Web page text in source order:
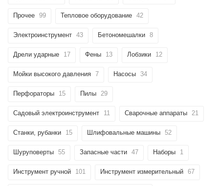
Прочее 99 Тепловое оборудование 42
Электроинструмент 43 Бетономешалки 8
Дрели ударные 17 Фены 13 Лобзики 12
Мойки высокого давления 7 Насосы 34
Перфораторы 15 Пилы 29
Садовый электроинструмент 11 Сварочные аппараты 21
Станки, рубанки 15 Шлифовальные машины 52
Шуруповерты 55 Запасные части 47 Наборы 1
Инструмент ручной 101 Инструмент измерительный 67